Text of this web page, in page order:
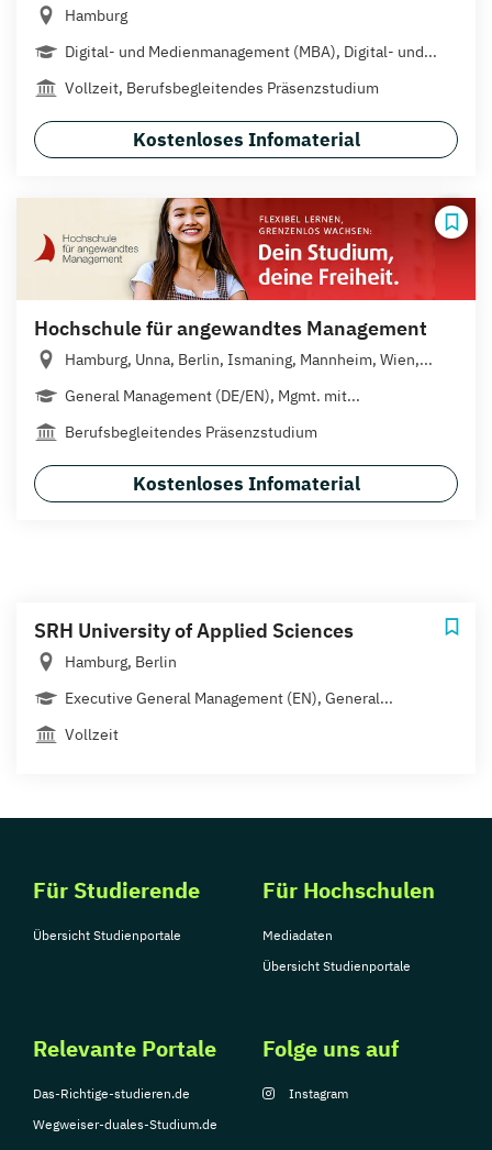
Hamburg
Digital- und Medienmanagement (MBA), Digital- und...
Vollzeit, Berufsbegleitendes Präsenzstudium
Kostenloses Infomaterial
Hochschule für angewandtes Management
Hamburg, Unna, Berlin, Ismaning, Mannheim, Wien,...
General Management (DE/EN), Mgmt. mit...
Berufsbegleitendes Präsenzstudium
Kostenloses Infomaterial
SRH University of Applied Sciences
Hamburg, Berlin
Executive General Management (EN), General...
Vollzeit
Für Studierende
Übersicht Studienportale
Für Hochschulen
Mediadaten
Übersicht Studienportale
Relevante Portale
Das-Richtige-studieren.de
Wegweiser-duales-Studium.de
Folge uns auf
Instagram